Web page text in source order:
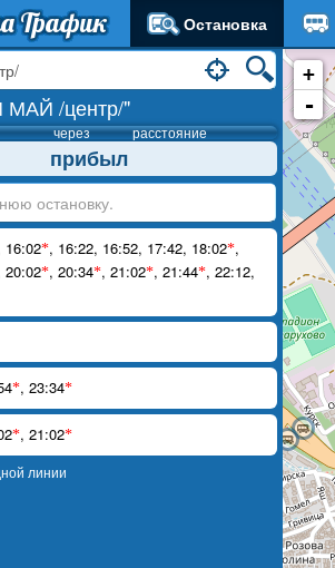
Трафик Остановка
МАЙ /центр/"
через расстояние
прибыл
16:02*, 16:22, 16:52, 17:42, 18:02*,
20:02*, 20:34*, 21:02*, 21:44*, 22:12,
*, 23:34*
*, 21:02*
линии
+
-